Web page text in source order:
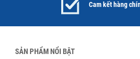
Cam kết hàng
SẢN PHẨM NỔI BẬT